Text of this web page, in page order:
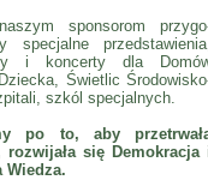
sponsorom
specjalne
i koncerty dla
Dziecka, Świetlic
szkól specjalnych.
po to, aby
rozwijała się Demokracja
Wiedza.